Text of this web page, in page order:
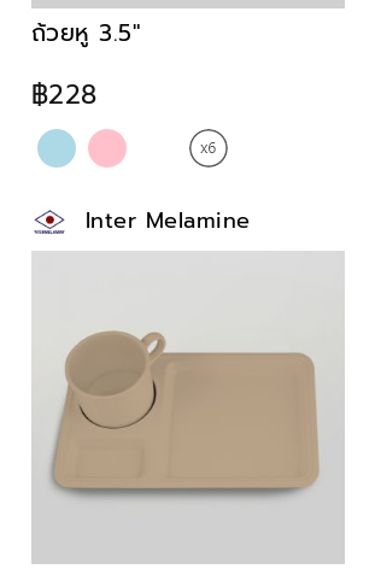
ถ้วยหู 3.5"
฿228
Inter Melamine